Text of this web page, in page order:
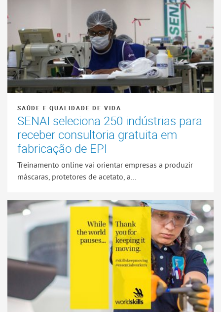
SAÚDE E QUALIDADE DE VIDA
SENAI seleciona 250 indústrias para
receber consultoria gratuita em
fabricação de EPI
Treinamento online vai orientar empresas a produzir
máscaras, protetores de acetato, a...